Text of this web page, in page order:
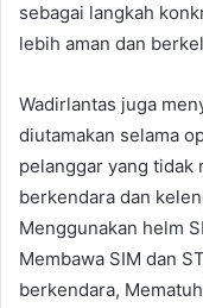
sebagai langkah
lebih aman dan
Wadirlantas juga
diutamakan selama
pelanggar yang tidak
berkendara dan
Menggunakan helm
Membawa SIM dan
berkendara,